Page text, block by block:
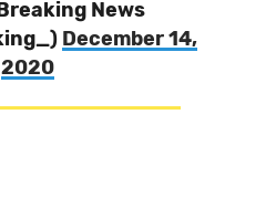
News
December 14,
2020